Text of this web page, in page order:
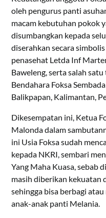
oleh pengurus panti
macam kebutuhan pokok
disumbangkan kepada
diserahkan secara
penasehat Letda Inf
Baweleng, serta salah
Bendahara Foksa
Balikpapan, Kalimantan,
Dikesempatan ini, Ketua
Malonda dalam
ini Usia Foksa sudah
kepada NKRI, sembari
Yang Maha Kuasa, sebab
masih diberikan kekuatan
sehingga bisa berbagi
anak-anak panti Melania.